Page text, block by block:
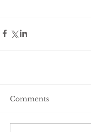
Comments